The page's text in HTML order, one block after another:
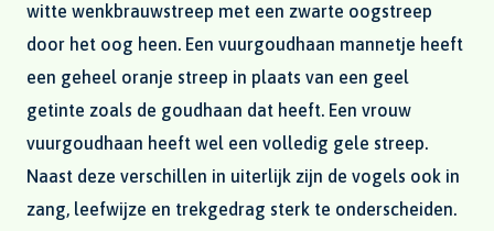
witte wenkbrauwstreep met een zwarte oogstreep
door het oog heen. Een vuurgoudhaan mannetje heeft
een geheel oranje streep in plaats van een geel
getinte zoals de goudhaan dat heeft. Een vrouw
vuurgoudhaan heeft wel een volledig gele streep.
Naast deze verschillen in uiterlijk zijn de vogels ook in
zang, leefwijze en trekgedrag sterk te onderscheiden.